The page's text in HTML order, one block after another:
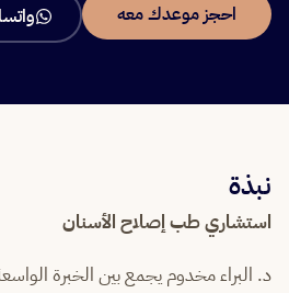
احجز موعدك معه
نبذة
استشاري طب إصلاح الأسنان
د. البراء مخدوم يجمع بين الخبرة